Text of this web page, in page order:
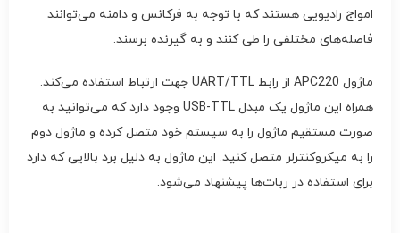
امواج رادیویی هستند که با توجه به فرکانس و دامنه می‌توانند
فاصله‌های مختلفی را طی کنند و به گیرنده برسند.
ماژول APC220 از رابط UART/TTL جهت ارتباط استفاده می‌کند.
همراه این ماژول یک مبدل USB-TTL وجود دارد که می‌توانید به
صورت مستقیم ماژول را به سیستم خود متصل کرده و ماژول دوم
را به میکروکنترلر متصل کنید. این ماژول به دلیل برد بالایی که دارد
برای استفاده در ربات‌ها پیشنهاد می‌شود.